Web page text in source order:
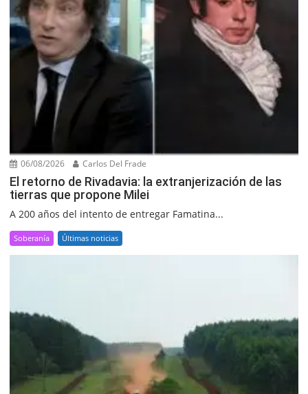
06/08/2026 Carlos Del Frade
El retorno de Rivadavia: la extranjerización de las
tierras que propone Milei
A 200 años del intento de entregar Famatina...
Soberanía Últimas noticias